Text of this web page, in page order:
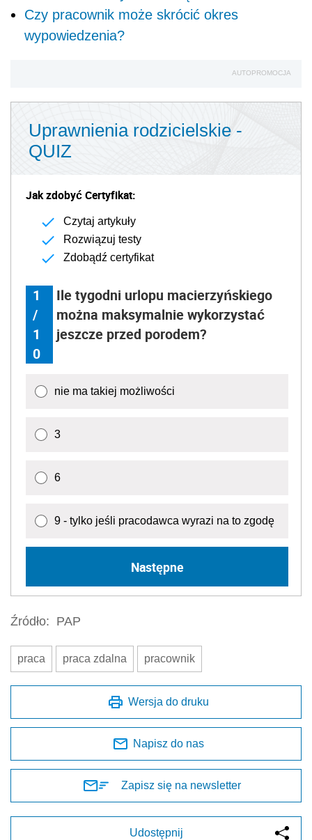
Czy pracownik może skrócić okres
wypowiedzenia?
AUTOPROMOCJA
Uprawnienia rodzicielskie -
QUIZ
Jak zdobyć Certyfikat:
Czytaj artykuły
Rozwiązuj testy
Zdobądź certyfikat
1
/
1
0
Ile tygodni urlopu macierzyńskiego
można maksymalnie wykorzystać
jeszcze przed porodem?
nie ma takiej możliwości
3
6
9 - tylko jeśli pracodawca wyrazi na to zgodę
Następne
Źródło: PAP
praca praca zdalna pracownik
Wersja do druku
Napisz do nas
Zapisz się na newsletter
Udostępnij